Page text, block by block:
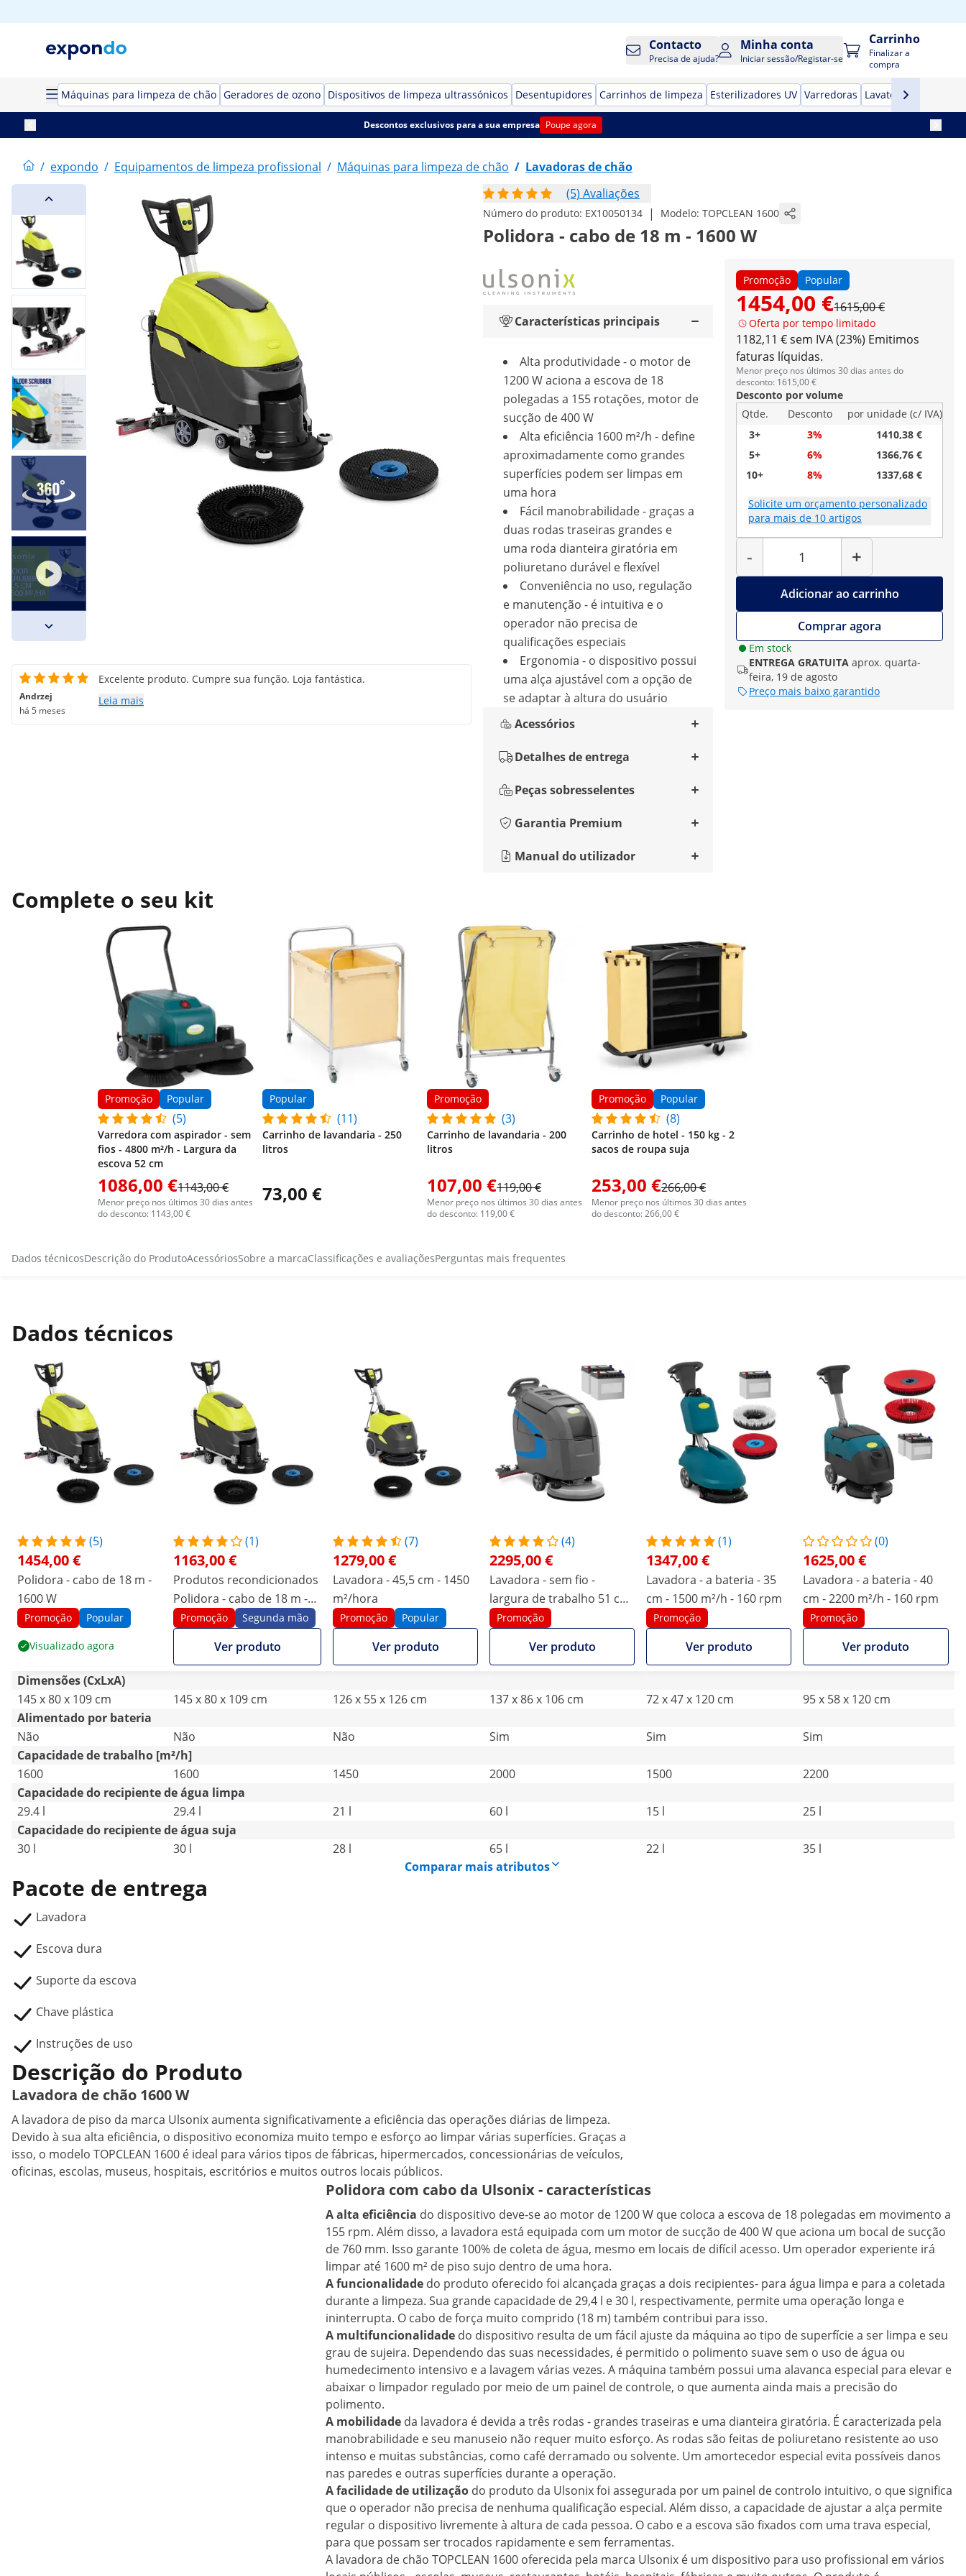
Contacto
Precisa de ajuda?
Minha conta
Iniciar sessão/Registar-se
Carrinho
Finalizar a
compra
Máquinas para limpeza de chão Geradores de ozono Dispositivos de limpeza ultrassónicos Desentupidores Carrinhos de limpeza Esterilizadores UV Varredoras Lavatórios Portáteis
Descontos exclusivos para a sua empresa Poupe agora
/ expondo / Equipamentos de limpeza profissional / Máquinas para limpeza de chão / Lavadoras de chão
(5) Avaliações
Número do produto: EX10050134 | Modelo: TOPCLEAN 1600
Polidora - cabo de 18 m - 1600 W
Promoção Popular
1454,00 €1615,00 €
Oferta por tempo limitado
1182,11 € sem IVA (23%) Emitimos
faturas líquidas.
Menor preço nos últimos 30 dias antes do
desconto: 1615,00 €
Desconto por volume
Qtde.
Desconto
por unidade (c/ IVA)
3+
3%
1410,38 €
5+
6%
1366,76 €
10+
8% 1337,68 €
Solicite um orçamento personalizado
para mais de 10 artigos
-
Quantidade
+
Adicionar ao carrinho
Comprar agora
Em stock
ENTREGA GRATUITA aprox. quarta-
feira, 19 de agosto
Preço mais baixo garantido
Características principais
Alta produtividade - o motor de
1200 W aciona a escova de 18
polegadas a 155 rotações, motor de
sucção de 400 W
Alta eficiência 1600 m²/h - define
aproximadamente como grandes
superfícies podem ser limpas em
uma hora
Fácil manobrabilidade - graças a
duas rodas traseiras grandes e
uma roda dianteira giratória em
poliuretano durável e flexível
Conveniência no uso, regulação
e manutenção - é intuitiva e o
operador não precisa de
qualificações especiais
Ergonomia - o dispositivo possui
uma alça ajustável com a opção de
se adaptar à altura do usuário
Acessórios
Detalhes de entrega
Peças sobresselentes
Garantia Premium
Manual do utilizador
Andrzej
há 5 meses
Excelente produto. Cumpre sua função. Loja fantástica.
Leia mais
Complete o seu kit
Promoção Popular
(5)
Varredora com aspirador - sem
fios - 4800 m²/h - Largura da
escova 52 cm
1086,00 €1143,00 €
Menor preço nos últimos 30 dias antes
do desconto: 1143,00 €
Popular
(11)
Carrinho de lavandaria - 250
litros
73,00 €
Promoção
(3)
Carrinho de lavandaria - 200
litros
107,00 €119,00 €
Menor preço nos últimos 30 dias antes
do desconto: 119,00 €
Promoção Popular
(8)
Carrinho de hotel - 150 kg - 2
sacos de roupa suja
253,00 €266,00 €
Menor preço nos últimos 30 dias antes
do desconto: 266,00 €
Dados técnicosDescrição do ProdutoAcessóriosSobre a marcaClassificações e avaliaçõesPerguntas mais frequentes
Dados técnicos
(5)
1454,00 €
Polidora - cabo de 18 m -
1600 W
Promoção Popular
Visualizado agora
(1)
1163,00 €
Produtos recondicionados
Polidora - cabo de 18 m -
1600 W
Promoção Segunda mão
Ver produto
(7)
1279,00 €
Lavadora - 45,5 cm - 1450
m²/hora
Promoção Popular
Ver produto
(4)
2295,00 €
Lavadora - sem fio -
largura de trabalho 51 cm
- 2000 m²/h - guiada
manual com tração
Promoção
Ver produto
(1)
1347,00 €
Lavadora - a bateria - 35
cm - 1500 m²/h - 160 rpm
Promoção
Ver produto
(0)
1625,00 €
Lavadora - a bateria - 40
cm - 2200 m²/h - 160 rpm
Promoção
Ver produto
Dimensões (CxLxA)
145 x 80 x 109 cm
145 x 80 x 109 cm 126 x 55 x 126 cm 137 x 86 x 106 cm 72 x 47 x 120 cm
95 x 58 x 120 cm
Alimentado por bateria
Não
Não Não Sim Sim
Sim
Capacidade de trabalho [m²/h]
1600
1600 1450 2000 1500
2200
Capacidade do recipiente de água limpa
29.4 l
29.4 l 21 l 60 l 15 l
25 l
Capacidade do recipiente de água suja
30 l
30 l 28 l 65 l 22 l
35 l
Comparar mais atributos
Pacote de entrega
Lavadora
Escova dura
Suporte da escova
Chave plástica
Instruções de uso
Descrição do Produto
Lavadora de chão 1600 W
A lavadora de piso da marca Ulsonix aumenta significativamente a eficiência das operações diárias de limpeza.
Devido à sua alta eficiência, o dispositivo economiza muito tempo e esforço ao limpar várias superfícies. Graças a
isso, o modelo TOPCLEAN 1600 é ideal para vários tipos de fábricas, hipermercados, concessionárias de veículos,
oficinas, escolas, museus, hospitais, escritórios e muitos outros locais públicos.
Polidora com cabo da Ulsonix - características
A alta eficiência do dispositivo deve-se ao motor de 1200 W que coloca a escova de 18 polegadas em movimento a
155 rpm. Além disso, a lavadora está equipada com um motor de sucção de 400 W que aciona um bocal de sucção
de 760 mm. Isso garante 100% de coleta de água, mesmo em locais de difícil acesso. Um operador experiente irá
limpar até 1600 m² de piso sujo dentro de uma hora.
A funcionalidade do produto oferecido foi alcançada graças a dois recipientes- para água limpa e para a coletada
durante a limpeza. Sua grande capacidade de 29,4 l e 30 l, respectivamente, permite uma operação longa e
ininterrupta. O cabo de força muito comprido (18 m) também contribui para isso.
A multifuncionalidade do dispositivo resulta de um fácil ajuste da máquina ao tipo de superfície a ser limpa e seu
grau de sujeira. Dependendo das suas necessidades, é permitido o polimento suave sem o uso de água ou
humedecimento intensivo e a lavagem várias vezes. A máquina também possui uma alavanca especial para elevar e
abaixar o limpador regulado por meio de um painel de controle, o que aumenta ainda mais a precisão do
polimento.
A mobilidade da lavadora é devida a três rodas - grandes traseiras e uma dianteira giratória. É caracterizada pela
manobrabilidade e seu manuseio não requer muito esforço. As rodas são feitas de poliuretano resistente ao uso
intenso e muitas substâncias, como café derramado ou solvente. Um amortecedor especial evita possíveis danos
nas paredes e outras superfícies durante a operação.
A facilidade de utilização do produto da Ulsonix foi assegurada por um painel de controlo intuitivo, o que significa
que o operador não precisa de nenhuma qualificação especial. Além disso, a capacidade de ajustar a alça permite
regular o dispositivo livremente à altura de cada pessoa. O cabo e a escova são fixados com uma trava especial,
para que possam ser trocados rapidamente e sem ferramentas.
A lavadora de chão TOPCLEAN 1600 oferecida pela marca Ulsonix é um dispositivo para uso profissional em vários